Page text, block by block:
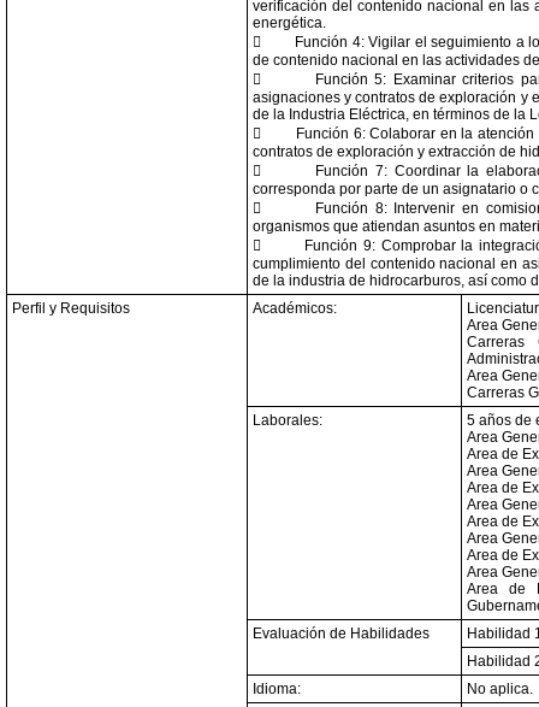
verificación del contenido nacional en las
energética.

Función 4: Vigilar el seguimiento a
de contenido nacional en las actividades

Función 5: Examinar criterios
asignaciones y contratos de exploración y
de la Industria Eléctrica, en términos de la

Función 6: Colaborar en la
contratos de exploración y extracción de

Función 7: Coordinar la
corresponda por parte de un asignatario o

Función 8: Intervenir en
organismos que atiendan asuntos en

Función 9: Comprobar la
cumplimiento del contenido nacional en
de la industria de hidrocarburos, así como
Perfil y Requisitos
Académicos:
Area
Carreras
Area
Carreras
Laborales:
5 años de
Area
Area de
Area
Area de
Area
Area de
Area
Area de
Area
Area de
Evaluación de Habilidades
Habilidad
Habilidad
Idioma:
No aplica.